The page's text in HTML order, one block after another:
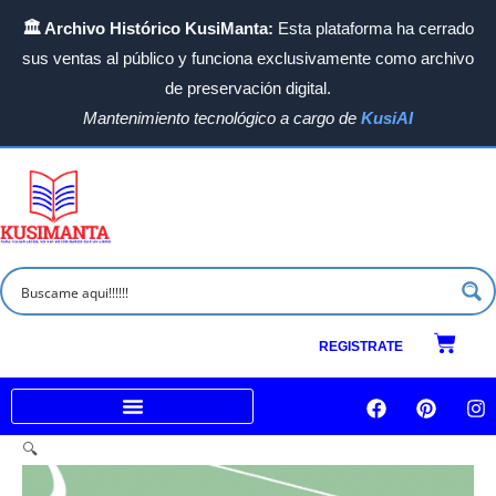
🏛️ Archivo Histórico KusiManta: Esta plataforma ha cerrado
sus ventas al público y funciona exclusivamente como archivo
de preservación digital.
Mantenimiento tecnológico a cargo de KusiAI
REGISTRATE
F
a
c
P
i
n
I
n
s
🔍